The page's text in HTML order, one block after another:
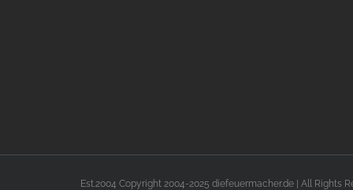
Est.2004 Copyright 2004-2025 diefeuermacher.de | All Rights